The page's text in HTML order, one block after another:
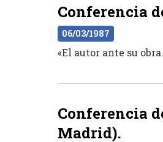
Conferencia
06/03/1987
«El autor ante su
Conferencia
Madrid).